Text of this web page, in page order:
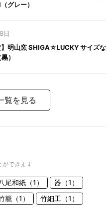
グレー）
日
】明山窯 SHIGA☆LUCKY サイズな
）
覧を見る
ができます
尾和紙（1）
器（1）
籠（1）
竹細工（1）